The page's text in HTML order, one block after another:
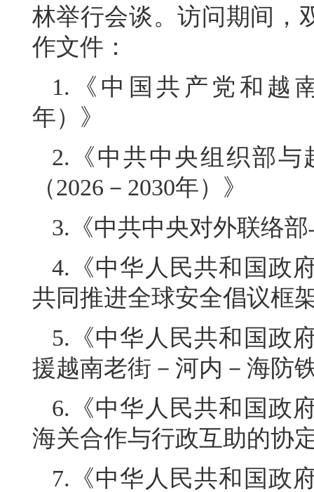
林举行会谈。访问期间，
作文件：
1.《中国共产党和越
年）》
2.《中共中央组织部
（2026－2030年）》
3.《中共中央对外联络
4.《中华人民共和国政
共同推进全球安全倡议框
5.《中华人民共和国政
援越南老街－河内－海防
6.《中华人民共和国政
海关合作与行政互助的协
7.《中华人民共和国政